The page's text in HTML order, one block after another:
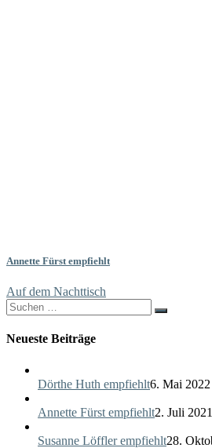
Annette Fürst empfiehlt
Auf dem Nachttisch
Search
for:
Neueste Beiträge
Dörthe Huth empfiehlt6. Mai 2022
Annette Fürst empfiehlt2. Juli 2021
Susanne Löffler empfiehlt28.